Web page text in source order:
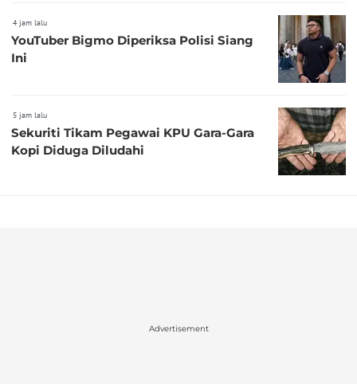
4 jam lalu
YouTuber Bigmo Diperiksa Polisi Siang
Ini
5 jam lalu
Sekuriti Tikam Pegawai KPU Gara-Gara
Kopi Diduga Diludahi
Advertisement